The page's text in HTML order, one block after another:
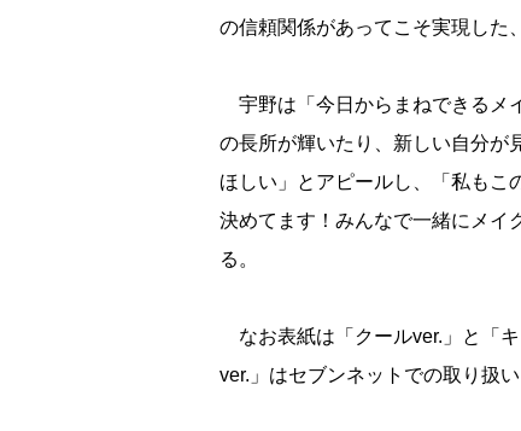
の信頼関係があってこそ実現した
宇野は「今日からまねできるメ
の長所が輝いたり、新しい自分が
ほしい」とアピールし、「私もこ
決めてます！みんなで一緒にメイ
る。
なお表紙は「クールver.」と「
ver.」はセブンネットでの取り扱い